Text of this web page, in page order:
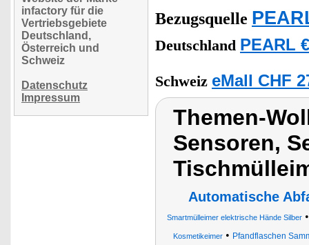
infactory für die
Vertriebsgebiete
Deutschland,
Österreich und
Schweiz
Datenschutz
Impressum
Bezugsquelle
Deutschland PEARL
Schweiz eMall CHF
Themen-
Sensoren,
Automatische
Smartmülleimer elektrische Hände Silber
Kosmetikeimer• Pfandflaschen